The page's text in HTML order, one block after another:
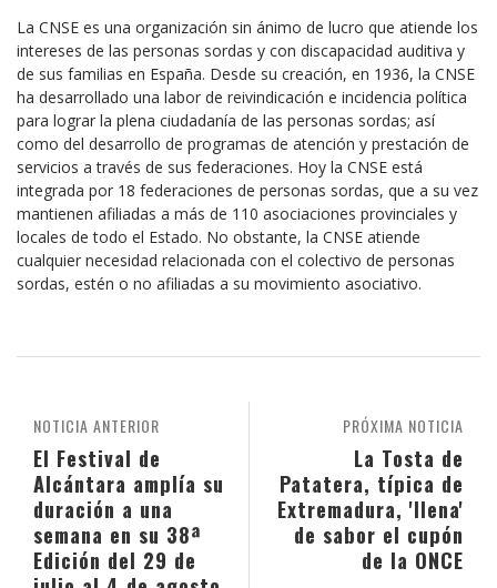
La CNSE es una organización sin ánimo de lucro que atiende los
intereses de las personas sordas y con discapacidad auditiva y
de sus familias en España. Desde su creación, en 1936, la CNSE
ha desarrollado una labor de reivindicación e incidencia política
para lograr la plena ciudadanía de las personas sordas; así
como del desarrollo de programas de atención y prestación de
servicios a través de sus federaciones. Hoy la CNSE está
integrada por 18 federaciones de personas sordas, que a su vez
mantienen afiliadas a más de 110 asociaciones provinciales y
locales de todo el Estado. No obstante, la CNSE atiende
cualquier necesidad relacionada con el colectivo de personas
sordas, estén o no afiliadas a su movimiento asociativo.
PRÓXIMA NOTICIA
La Tosta de
Patatera, típica de
Extremadura, 'llena'
de sabor el cupón
de la ONCE
NOTICIA ANTERIOR
El Festival de
Alcántara amplía su
duración a una
semana en su 38ª
Edición del 29 de